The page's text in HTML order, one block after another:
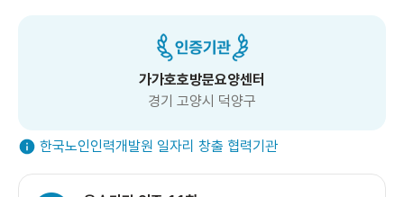
가가호호방문요양센터
경기 고양시 덕양구
한국노인인력개발원 일자리 창출 협력기관